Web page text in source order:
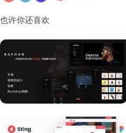
也许你还喜欢